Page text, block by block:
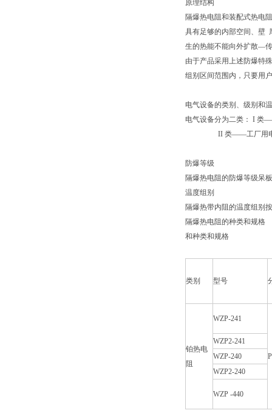
原理结构
隔爆热电阻和装配式热电
具有足够的内部空间、壁
生的热能不能向外扩散—
由于产品采用上述防爆特
组别区间范围内，只要用
电气设备的类别、级别和
电气设备分为二类： I 类
II 类——工厂用电
防爆等级
隔爆热电阻的防爆等级呆
温度组别
隔爆热带内阻的温度组别
隔爆热电阻的种类和规格
和种类和规格
类别 型号
铂热电
阻
WZP-241
WZP2-241
WZP-240
WZP2-240
WZP -440